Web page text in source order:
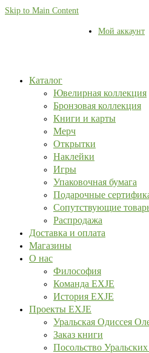
Skip to Main Content
Мой аккаунт
Каталог
Ювелирная коллекция
Бронзовая коллекция
Книги и карты
Мерч
Открытки
Наклейки
Игры
Упаковочная бумага
Подарочные
Сопутствующие
Распродажа
Доставка и оплата
Магазины
О нас
Философия
Команда EXJE
История EXJE
Проекты EXJE
Уральская Одиссея
Заказ книги
Посольство